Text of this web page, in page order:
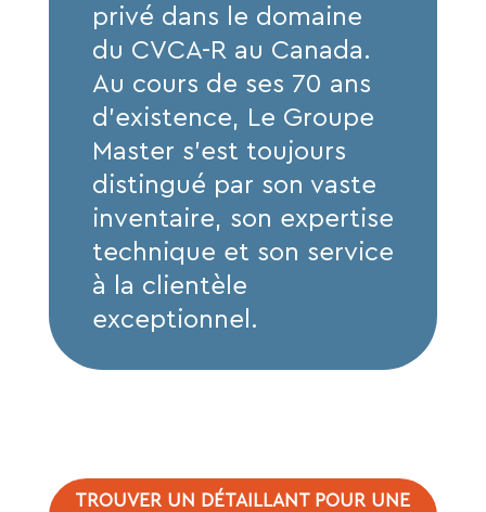
privé dans le domaine
du CVCA-R au Canada.
Au cours de ses 70 ans
d’existence, Le Groupe
Master s’est toujours
distingué par son vaste
inventaire, son expertise
technique et son service
à la clientèle
exceptionnel.
TROUVER UN DÉTAILLANT POUR UNE